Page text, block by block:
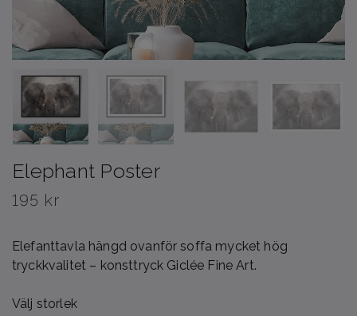
Elephant Poster
195 kr
Elefanttavla hängd ovanför soffa mycket hög
tryckkvalitet – konsttryck Giclée Fine Art.
Välj storlek